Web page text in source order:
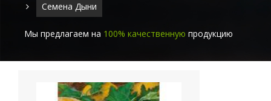
Семена Дыни
Мы предлагаем на 100% качественную продукцию